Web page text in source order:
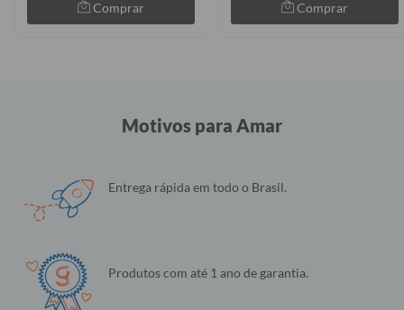
Comprar Comprar
Motivos para Amar
Entrega rápida em todo o Brasil.
Produtos com até 1 ano de garantia.